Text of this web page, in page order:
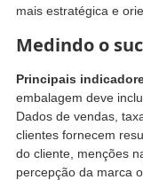
mais estratégica e
Medindo o
Principais
embalagem deve
Dados de vendas,
clientes fornecem
do cliente, menções
percepção da marca